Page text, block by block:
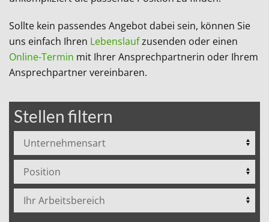
Sollte kein passendes Angebot dabei sein, können Sie
uns einfach Ihren Lebenslaufzusenden oder einen
Online-Termin mit Ihrer Ansprechpartnerin oder Ihrem
Ansprechpartner vereinbaren.
Stellen filtern